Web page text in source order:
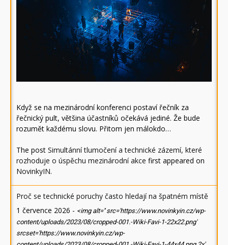
Když se na mezinárodní konferenci postaví řečník za
řečnický pult, většina účastníků očekává jediné. Že bude
rozumět každému slovu. Přitom jen málokdo…
The post Simultánní tlumočení a technické zázemí, které
rozhoduje o úspěchu mezinárodní akce first appeared on
NovinkyIN.
Proč se technické poruchy často hledají na špatném místě
1 července 2026 - <img alt='' src='https://www.novinkyin.cz/wp-
content/uploads/2023/08/cropped-001.-Wiki-Favi-1-22x22.png'
srcset='https://www.novinkyin.cz/wp-